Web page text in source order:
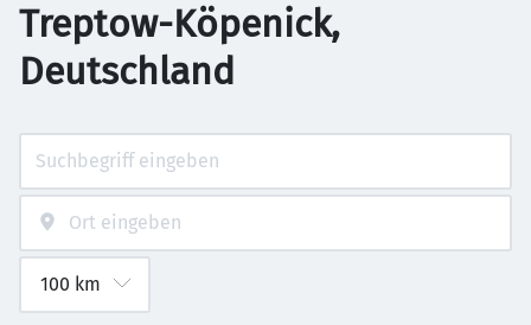
Treptow-Köpenick,
Deutschland